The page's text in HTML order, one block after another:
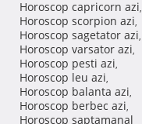
Horoscop capricorn azi,
Horoscop scorpion azi,
Horoscop sagetator azi,
Horoscop varsator azi,
Horoscop pesti azi,
Horoscop leu azi,
Horoscop balanta azi,
Horoscop berbec azi,
Horoscop saptamanal